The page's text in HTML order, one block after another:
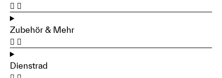
Zubehör & Mehr
Dienstrad